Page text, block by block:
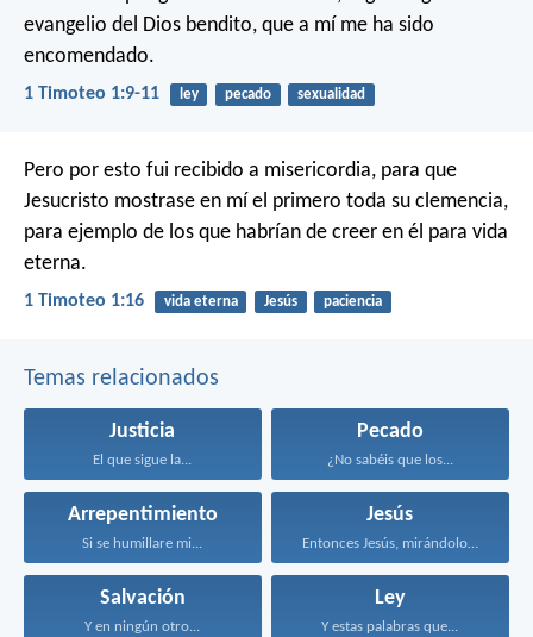
evangelio del Dios bendito, que a mí me ha sido
encomendado.
1 Timoteo 1:9-11 ley pecado sexualidad
Pero por esto fui recibido a misericordia, para que
Jesucristo mostrase en mí el primero toda su clemencia,
para ejemplo de los que habrían de creer en él para vida
eterna.
1 Timoteo 1:16 vida eterna Jesús paciencia
Temas relacionados
Justicia
El que sigue la...
Pecado
¿No sabéis que los...
Arrepentimiento
Si se humillare mi...
Jesús
Entonces Jesús, mirándolos, dijo...
Salvación
Y en ningún otro...
Ley
Y estas palabras que...